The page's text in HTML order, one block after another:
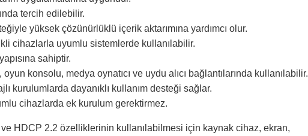
tercih edilebilir.
yüksek çözünürlüklü içerik aktarımına yardımcı olur.
cihazlarla uyumlu sistemlerde kullanılabilir.
sahiptir.
konsolu, medya oynatıcı ve uydu alıcı bağlantılarında kullanılabilir.
kurulumlarda dayanıklı kullanım desteği sağlar.
cihazlarda ek kurulum gerektirmez.
HDCP 2.2 özelliklerinin kullanılabilmesi için kaynak cihaz, ekran,